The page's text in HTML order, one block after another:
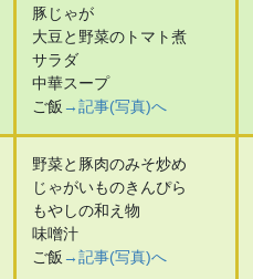
豚じゃが
大豆と野菜のトマト煮
サラダ
中華スープ
ご飯→記事(写真)へ
野菜と豚肉のみそ炒め
じゃがいものきんぴら
もやしの和え物
味噌汁
ご飯→記事(写真)へ